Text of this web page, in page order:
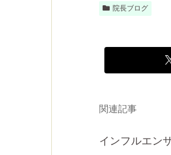
院長ブログ
関連記事
インフルエン